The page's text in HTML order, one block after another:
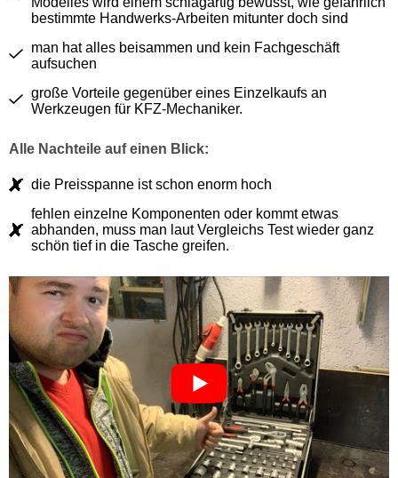
bestimmte Handwerks-Arbeiten mitunter doch sind
man hat alles beisammen und kein Fachgeschäft
aufsuchen
große Vorteile gegenüber eines Einzelkaufs an
Werkzeugen für KFZ-Mechaniker.
Alle Nachteile auf einen Blick:
die Preisspanne ist schon enorm hoch
fehlen einzelne Komponenten oder kommt etwas
abhanden, muss man laut Vergleichs Test wieder ganz
schön tief in die Tasche greifen.